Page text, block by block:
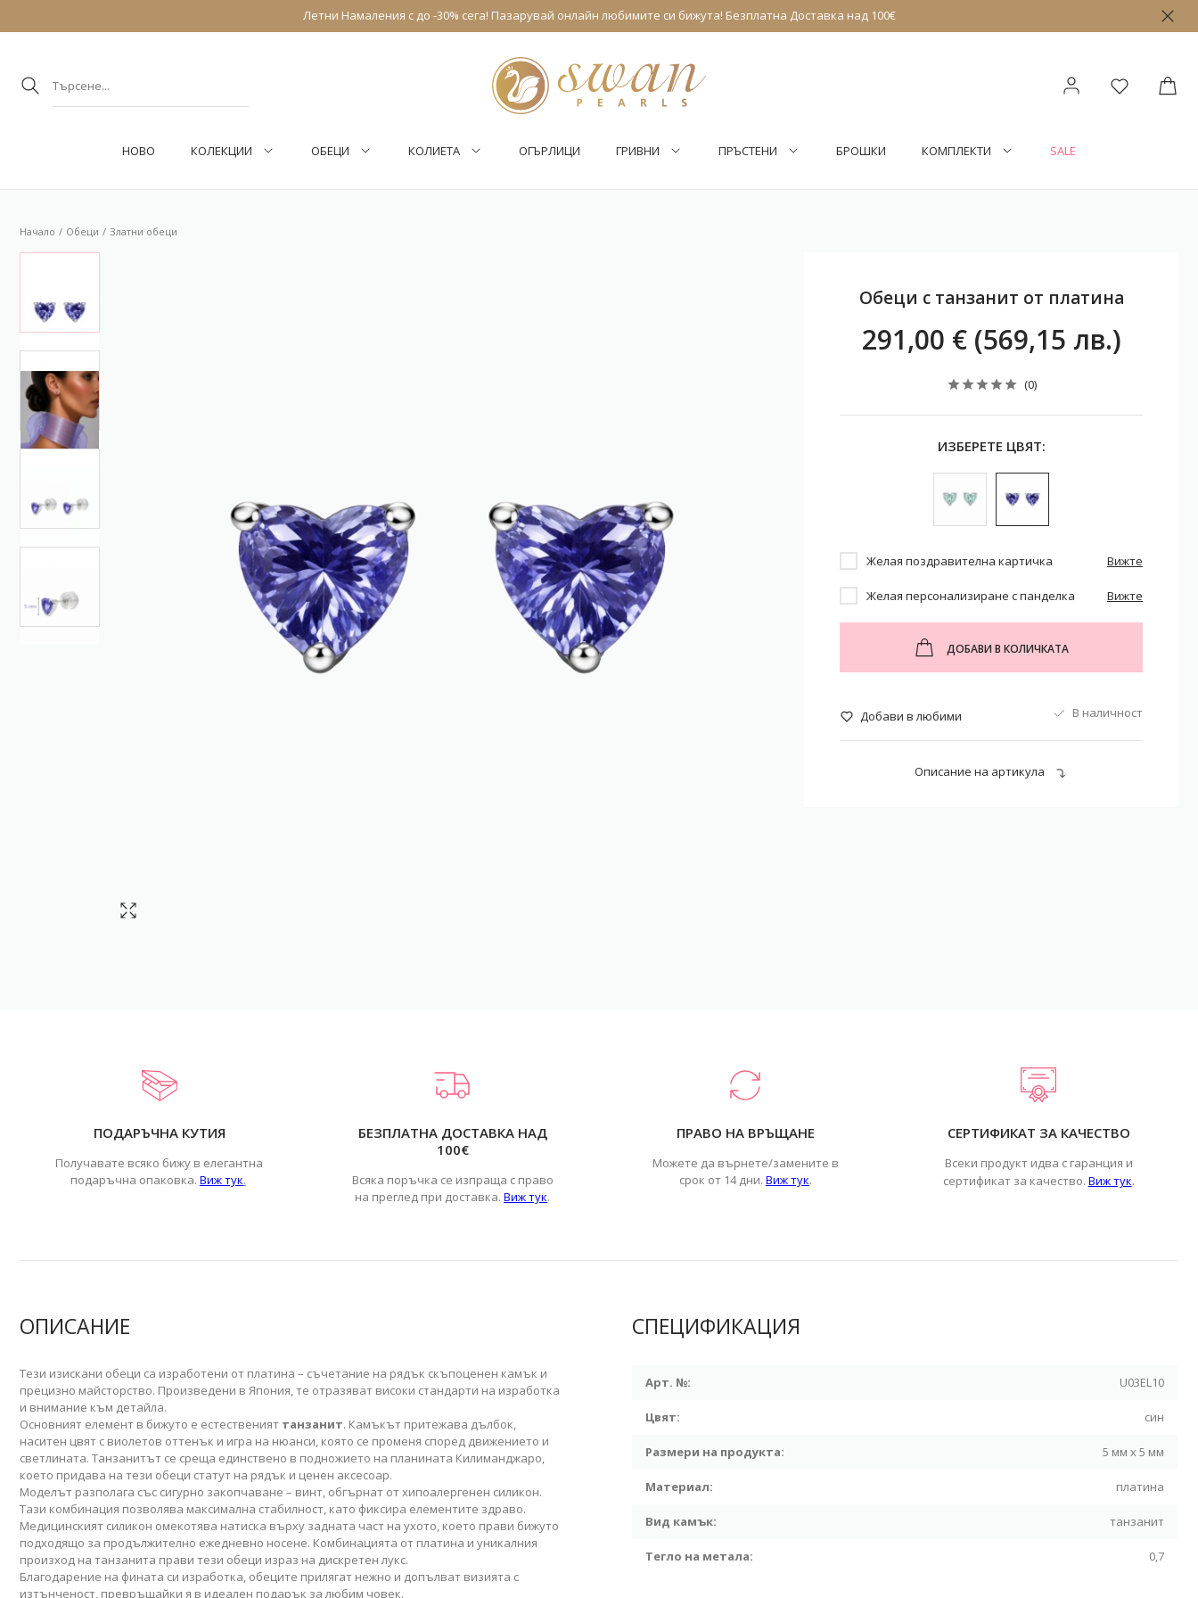
Летни Намаления с до -30% сега! Пазарувай онлайн любимите си бижута! Безплатна Доставка над 100€
НОВО КОЛЕКЦИИ ОБEЦИ КОЛИЕТА ОГЪРЛИЦИ ГРИВНИ ПРЪСТЕНИ БРОШКИ КОМПЛЕКТИ SALE
Начало Обeци Златни обеци
Обеци с танзанит от платина
291,00 € (569,15 лв.)
(0)
ИЗБЕРЕТЕ ЦВЯТ:
Желая поздравителна картичка Вижте
Желая персонализиране с панделка Вижте
ДОБАВИ В КОЛИЧКАТА
Добави в любими В наличност
Описание на артикула
ПОДАРЪЧНА КУТИЯ
Получавате всяко бижу в елегантна
подаръчна опаковка. Виж тук.
БЕЗПЛАТНА ДОСТАВКА НАД
100€
Всяка поръчка се изпраща с право
на преглед при доставка.Виж тук.
ПРАВО НА ВРЪЩАНЕ
Можете да върнете/замените в
срок от 14 дни. Виж тук.
СЕРТИФИКАТ ЗА КАЧЕСТВО
Всеки продукт идва с гаранция и
сертификат за качество. Виж тук.
ОПИСАНИЕ
Тези изискани обеци са изработени от платина – съчетание на рядък скъпоценен камък и
прецизно майсторство. Произведени в Япония, те отразяват високи стандарти на изработка
и внимание към детайла.
Основният елемент в бижуто е естественият танзанит. Камъкът притежава дълбок,
наситен цвят с виолетов оттенък и игра на нюанси, която се променя според движението и
светлината. Танзанитът се среща единствено в подножието на планината Килиманджаро,
което придава на тези обеци статут на рядък и ценен аксесоар.
Моделът разполага със сигурно закопчаване – винт, обгърнат от хипоалергенен силикон.
Тази комбинация позволява максимална стабилност, като фиксира елементите здраво.
Медицинският силикон омекотява натиска върху задната част на ухото, което прави бижуто
подходящо за продължително ежедневно носене. Комбинацията от платина и уникалния
произход на танзанита прави тези обеци израз на дискретен лукс.
Благодарение на фината си изработка, обеците прилягат нежно и допълват визията с
изтънченост, превръщайки я в идеален подарък за любим човек.
СПЕЦИФИКАЦИЯ
Арт. №: U03EL10
Цвят: син
Размери на продукта: 5 мм х 5 мм
Материал: платина
Вид камък: танзанит
Тегло на метала: 0,7